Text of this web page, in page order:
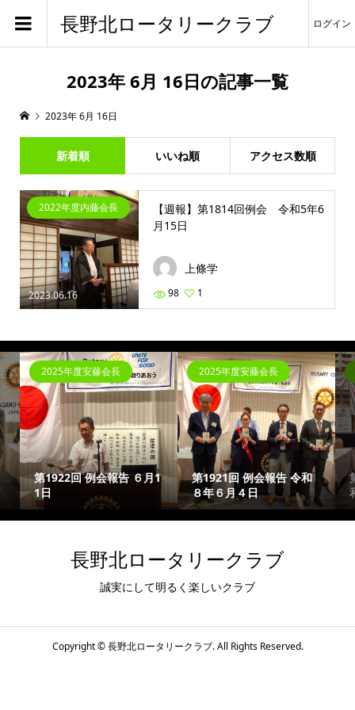
長野北ロータリークラブ ログイン
2023年 6月 16日の記事一覧
2023年 6月 16日
新着順 いいね順 アクセス数順
2023.06.16
2022年度内藤会長
【週報】第1814回例会 令和5年6
月15日
上條学
98 1
2025年度安藤会長
第1922回 例会報告 ６月1
1日
2025年度安藤会長
第1921回 例会報告 令和
８年６月４日
長野北ロータリークラブ
誠実にして明るく楽しいクラブ
Copyright ©長野北ロータリークラブ. All Rights Reserved.